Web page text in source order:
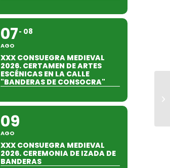
07
AGO
08
XXX CONSUEGRA MEDIEVAL
2026. CERTAMEN DE ARTES
ESCÉNICAS EN LA CALLE
"BANDERAS DE CONSOCRA"
09
AGO
XXX CONSUEGRA MEDIEVAL
2026. CEREMONIA DE IZADA DE
BANDERAS